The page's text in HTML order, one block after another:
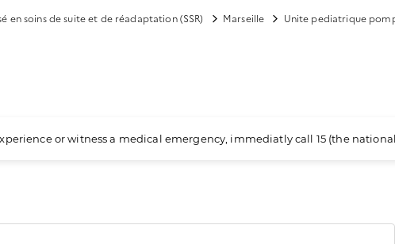
en soins de suite et de réadaptation (SSR) Marseille Unite pediatrique
or witness a medical emergency, immediatly call 15 (the